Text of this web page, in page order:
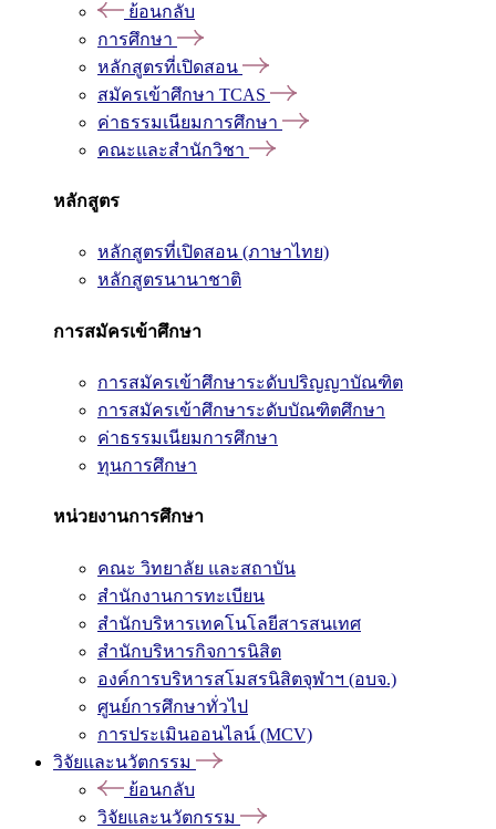
ย้อนกลับ
การศึกษา
หลักสูตรที่เปิดสอน
สมัครเข้าศึกษา TCAS
ค่าธรรมเนียมการศึกษา
คณะและสำนักวิชา
หลักสูตร
หลักสูตรที่เปิดสอน (ภาษาไทย)
หลักสูตรนานาชาติ
การสมัครเข้าศึกษา
การสมัครเข้าศึกษาระดับปริญญาบัณฑิต
การสมัครเข้าศึกษาระดับบัณฑิตศึกษา
ค่าธรรมเนียมการศึกษา
ทุนการศึกษา
หน่วยงานการศึกษา
คณะ วิทยาลัย และสถาบัน
สำนักงานการทะเบียน
สำนักบริหารเทคโนโลยีสารสนเทศ
สำนักบริหารกิจการนิสิต
องค์การบริหารสโมสรนิสิตจุฬาฯ (อบจ.)
ศูนย์การศึกษาทั่วไป
การประเมินออนไลน์ (MCV)
วิจัยและนวัตกรรม
ย้อนกลับ
วิจัยและนวัตกรรม